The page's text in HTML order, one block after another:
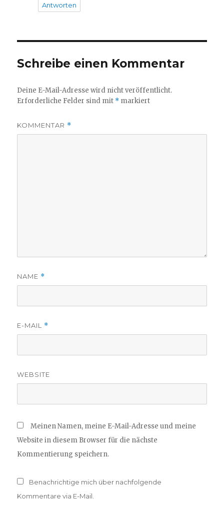
Antworten
Schreibe einen Kommentar
Deine E-Mail-Adresse wird nicht veröffentlicht.
Erforderliche Felder sind mit * markiert
KOMMENTAR *
NAME *
E-MAIL *
WEBSITE
Meinen Namen, meine E-Mail-Adresse und meine
Website in diesem Browser für die nächste
Kommentierung speichern.
Benachrichtige mich über nachfolgende
Kommentare via E-Mail.